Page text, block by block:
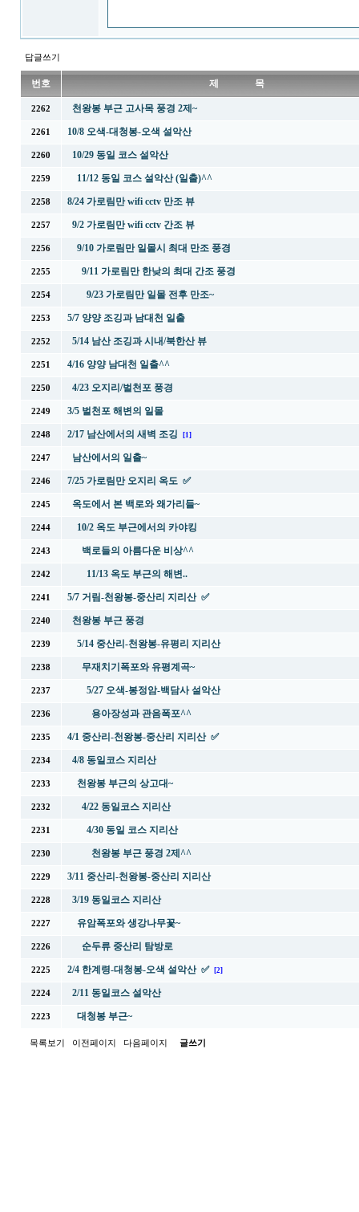
답글쓰기
번호 제 목
2262 천왕봉 부근 고사목 풍경 2제~
2261 10/8 오색-대청봉-오색 설악산
2260 10/29 동일 코스 설악산
2259 11/12 동일 코스 설악산 (일출)^^
2258 8/24 가로림만 wifi cctv 만조 뷰
2257 9/2 가로림만 wifi cctv 간조 뷰
2256 9/10 가로림만 일몰시 최대 만조 풍경
2255 9/11 가로림만 한낮의 최대 간조 풍경
2254 9/23 가로림만 일몰 전후 만조~
2253 5/7 양양 조깅과 남대천 일출
2252 5/14 남산 조깅과 시내/북한산 뷰
2251 4/16 양양 남대천 일출^^
2250 4/23 오지리/벌천포 풍경
2249 3/5 벌천포 해변의 일몰
2248 2/17 남산에서의 새벽 조깅 [1]
2247 남산에서의 일출~
2246 7/25 가로림만 오지리 옥도 ✅
2245 옥도에서 본 백로와 왜가리들~
2244 10/2 옥도 부근에서의 카야킹
2243 백로들의 아름다운 비상^^
2242 11/13 옥도 부근의 해변..
2241 5/7 거림-천왕봉-중산리 지리산 ✅
2240 천왕봉 부근 풍경
2239 5/14 중산리-천왕봉-유평리 지리산
2238 무재치기폭포와 유평계곡~
2237 5/27 오색-봉정암-백담사 설악산
2236 용아장성과 관음폭포^^
2235 4/1 중산리-천왕봉-중산리 지리산 ✅
2234 4/8 동일코스 지리산
2233 천왕봉 부근의 상고대~
2232 4/22 동일코스 지리산
2231 4/30 동일 코스 지리산
2230 천왕봉 부근 풍경 2제^^
2229 3/11 중산리-천왕봉-중산리 지리산
2228 3/19 동일코스 지리산
2227 유암폭포와 생강나무꽃~
2226 순두류 중산리 탐방로
2225 2/4 한계령-대청봉-오색 설악산 ✅ [2]
2224 2/11 동일코스 설악산
2223 대청봉 부근~
목록보기 이전페이지 다음페이지 글쓰기